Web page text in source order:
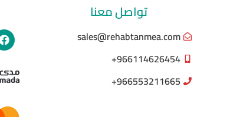
تواصل معنا
sales@rehabtanmea.com
966114626454+
966553211665+